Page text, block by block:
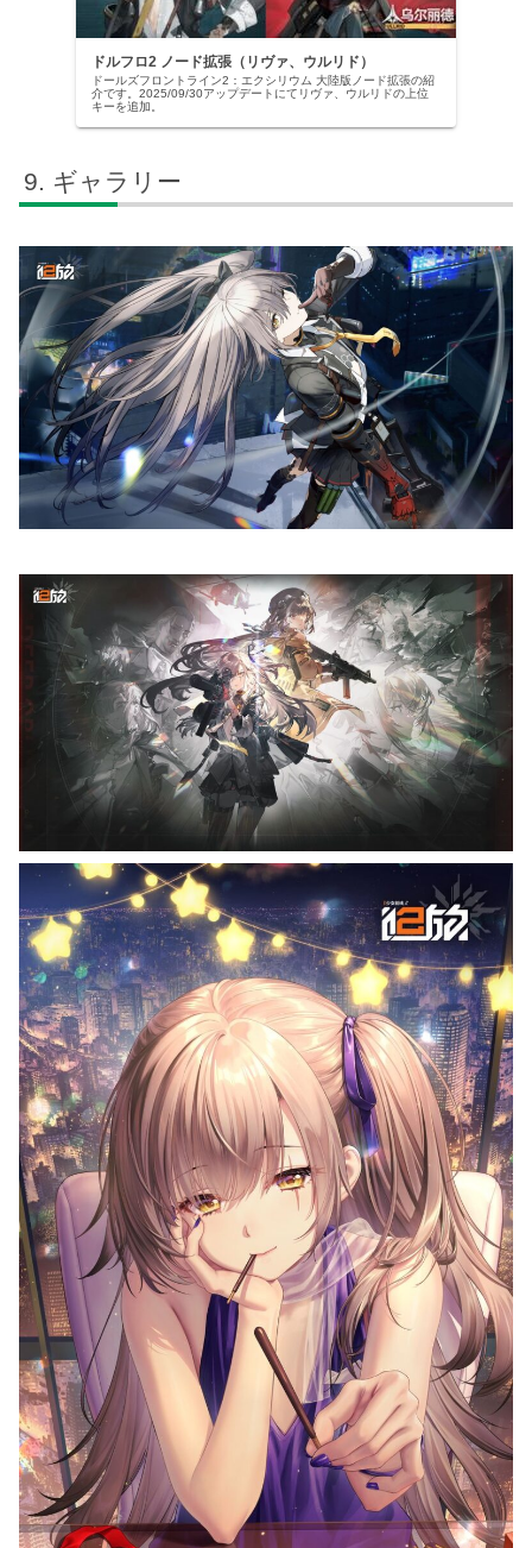
ドルフロ2 ノード拡張（リヴァ、ウルリド）
ドールズフロントライン2：エクシリウム 大陸版ノード拡張の紹
介です。2025/09/30アップデートにてリヴァ、ウルリドの上位
キーを追加。
ギャラリー